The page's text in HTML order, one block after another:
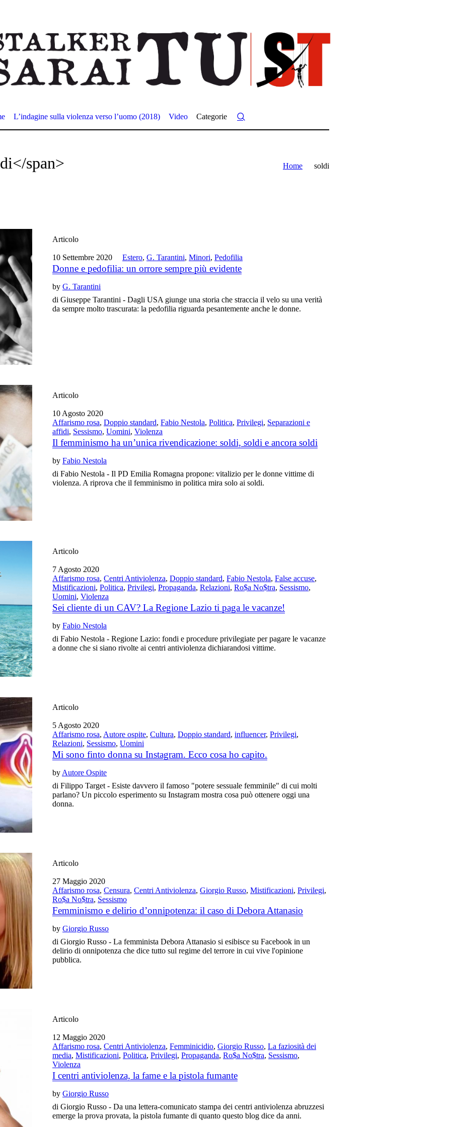
L’indagine sulla violenza verso l’uomo (2018) Video Categorie
span> Home soldi
Articolo
10 Settembre 2020 Estero,G. Tarantini,Minori,Pedofilia
Donne e pedofilia: un orrore sempre più evidente
byG. Tarantini
di Giuseppe Tarantini - Dagli USA giunge una storia che straccia il velo su una verità
da sempre molto trascurata: la pedofilia riguarda pesantemente anche le donne.
Articolo
10 Agosto 2020
Affarismo rosa,Doppio standard,Fabio Nestola,Politica,Privilegi, Separazioni e
affidi, Sessismo,Uomini,Violenza
Il femminismo ha un’unica rivendicazione: soldi, soldi e ancora soldi
byFabio Nestola
di Fabio Nestola - Il PD Emilia Romagna propone: vitalizio per le donne vittime di
violenza. A riprova che il femminismo in politica mira solo ai soldi.
Articolo
7 Agosto 2020
Affarismo rosa,Centri Antiviolenza,Doppio standard,Fabio Nestola,False accuse,
Mistificazioni,Politica,Privilegi,Propaganda,Relazioni,Ro$a No$tra, Sessismo,
Uomini,Violenza
Sei cliente di un CAV? La Regione Lazio ti paga le vacanze!
byFabio Nestola
di Fabio Nestola - Regione Lazio: fondi e procedure privilegiate per pagare le vacanze
a donne che si siano rivolte ai centri antiviolenza dichiarandosi vittime.
Articolo
5 Agosto 2020
Affarismo rosa, Autore ospite,Cultura,Doppio standard,influencer,Privilegi,
Relazioni, Sessismo,Uomini
Mi sono finto donna su Instagram. Ecco cosa ho capito.
by Autore Ospite
di Filippo Target - Esiste davvero il famoso "potere sessuale femminile" di cui molti
parlano? Un piccolo esperimento su Instagram mostra cosa può ottenere oggi una
donna.
Articolo
27 Maggio 2020
Affarismo rosa,Censura,Centri Antiviolenza,Giorgio Russo,Mistificazioni,Privilegi,
Ro$a No$tra, Sessismo
Femminismo e delirio d’onnipotenza: il caso di Debora Attanasio
byGiorgio Russo
di Giorgio Russo - La femminista Debora Attanasio si esibisce su Facebook in un
delirio di onnipotenza che dice tutto sul regime del terrore in cui vive l'opinione
pubblica.
Articolo
12 Maggio 2020
Affarismo rosa,Centri Antiviolenza,Femminicidio,Giorgio Russo,La faziosità dei
media,Mistificazioni,Politica,Privilegi,Propaganda,Ro$a No$tra, Sessismo,
Violenza
I centri antiviolenza, la fame e la pistola fumante
byGiorgio Russo
di Giorgio Russo - Da una lettera-comunicato stampa dei centri antiviolenza abruzzesi
emerge la prova provata, la pistola fumante di quanto questo blog dice da anni.